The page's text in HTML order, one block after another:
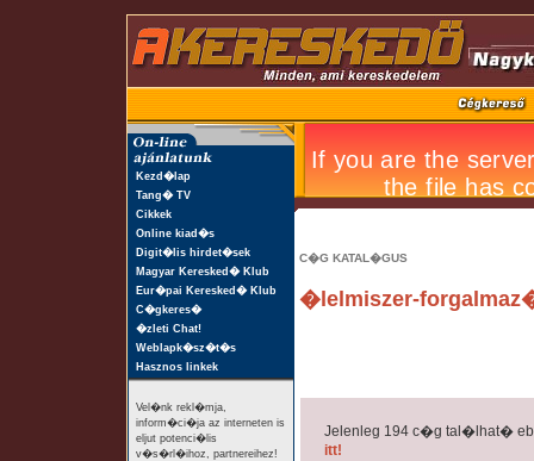
Kezd�lap
Tang� TV
Cikkek
Online kiad�s
Digit�lis hirdet�sek
Magyar Keresked� Klub
Eur�pai Keresked� Klub
C�gkeres�
�zleti Chat!
Weblapk�sz�t�s
Hasznos linkek
Vel�nk rekl�mja,
inform�ci�ja az interneten is
eljut potenci�lis
v�s�rl�ihoz, partnereihez!
C�G KATAL�GUS
�lelmiszer-
Jelenleg 194 c�g tal�lhat�
itt!